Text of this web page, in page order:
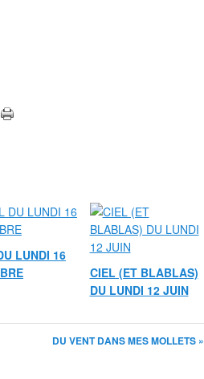
LUNDI 16
CIEL (ET BLABLAS)
DU LUNDI 12 JUIN
DU VENT DANS MES MOLLETS »